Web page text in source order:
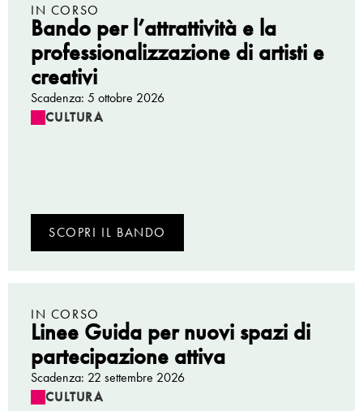
IN CORSO
Bando per l’attrattività e la
professionalizzazione di artisti e
creativi
Scadenza: 5 ottobre 2026
CULTURA
SCOPRI IL BANDO
IN CORSO
Linee Guida per nuovi spazi di
partecipazione attiva
Scadenza: 22 settembre 2026
CULTURA